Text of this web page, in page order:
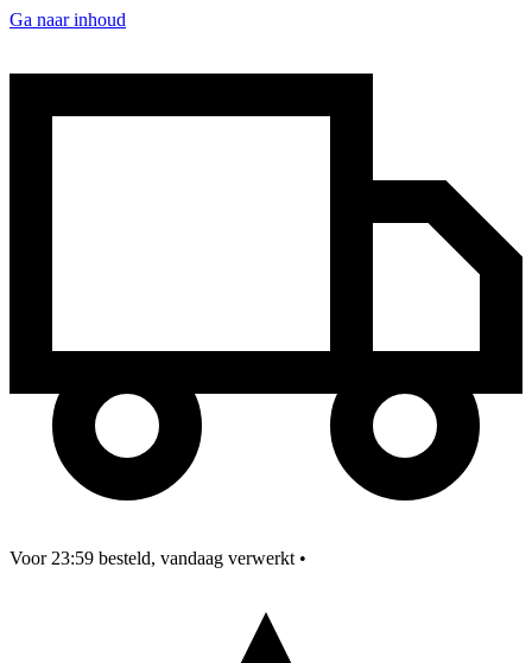
Ga naar inhoud
Voor 23:59 besteld, vandaag verwerkt •